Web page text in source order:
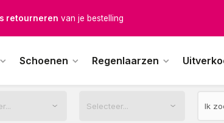
retourneren van je bestelling
Schoenen Regenlaarzen